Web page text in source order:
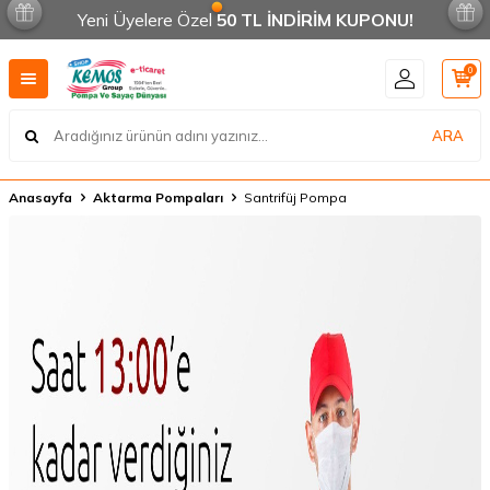
Yeni Üyelere Özel 50 TL İNDİRİM KUPONU!
ARA
0
Anasayfa Aktarma Pompaları Santrifüj Pompa